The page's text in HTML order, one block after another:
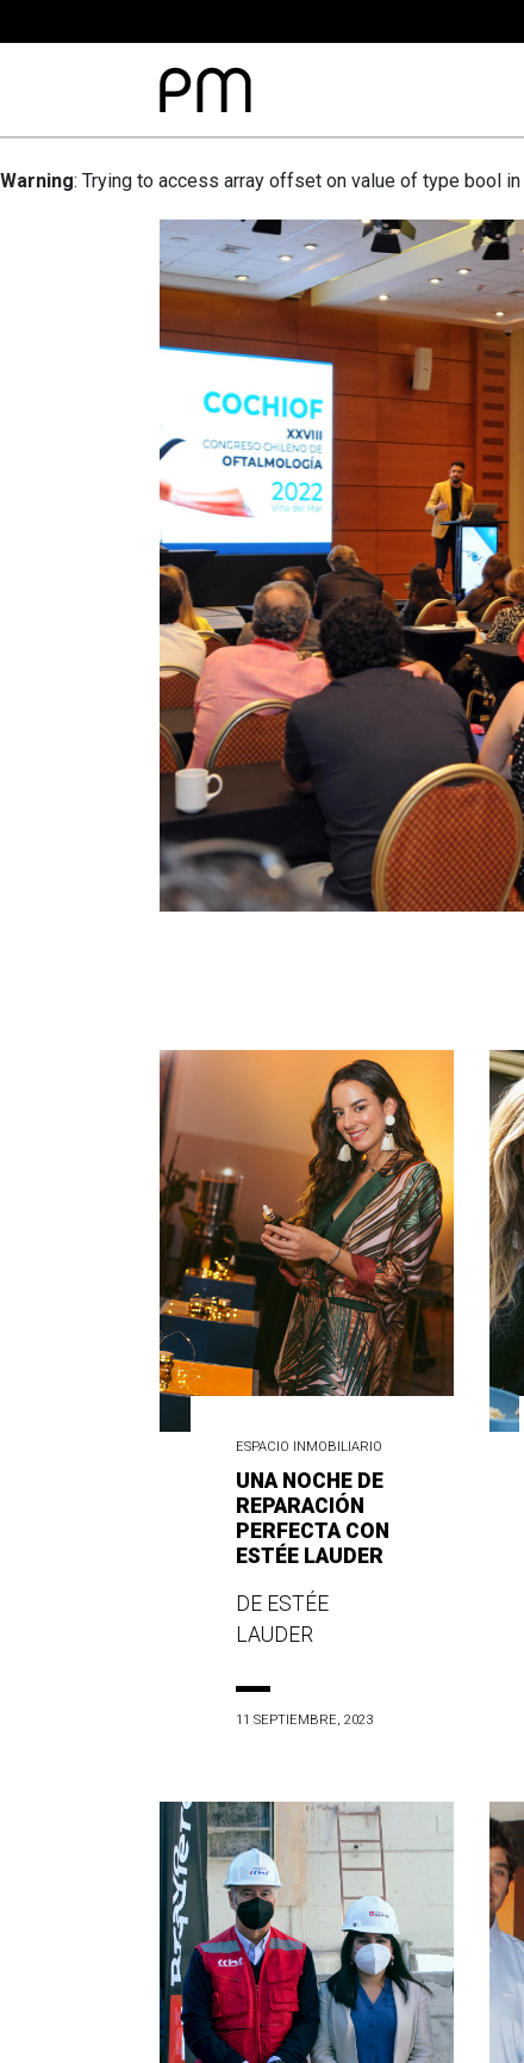
Warning: Trying to access array offset on value of type bool in
ESPACIO INMOBILIARIO
UNA NOCHE DE
REPARACIÓN
PERFECTA CON
ESTÉE LAUDER
DE ESTÉE
LAUDER
11 SEPTIEMBRE, 2023